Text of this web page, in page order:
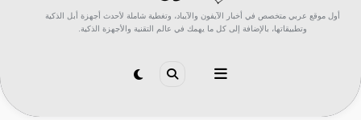
أول موقع عربي متخصص في أخبار الآيفون والآيباد، وتغطية شاملة لأحدث أجهزة أبل الذكية
وتطبيقاتها، بالإضافة إلى كل ما يهمك في عالم التقنية والأجهزة الذكية.